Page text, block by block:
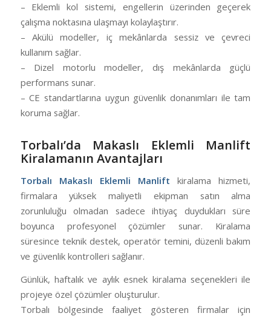
– Eklemli kol sistemi, engellerin üzerinden geçerek
çalışma noktasına ulaşmayı kolaylaştırır.
– Akülü modeller, iç mekânlarda sessiz ve çevreci
kullanım sağlar.
– Dizel motorlu modeller, dış mekânlarda güçlü
performans sunar.
– CE standartlarına uygun güvenlik donanımları ile tam
koruma sağlar.
Torbalı’da Makaslı Eklemli Manlift
Kiralamanın Avantajları
Torbalı Makaslı Eklemli Manlift kiralama hizmeti,
firmalara yüksek maliyetli ekipman satın alma
zorunluluğu olmadan sadece ihtiyaç duydukları süre
boyunca profesyonel çözümler sunar. Kiralama
süresince teknik destek, operatör temini, düzenli bakım
ve güvenlik kontrolleri sağlanır.
Günlük, haftalık ve aylık esnek kiralama seçenekleri ile
projeye özel çözümler oluşturulur.
Torbalı bölgesinde faaliyet gösteren firmalar için